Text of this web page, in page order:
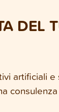
DEL
artificiali e
consulenza